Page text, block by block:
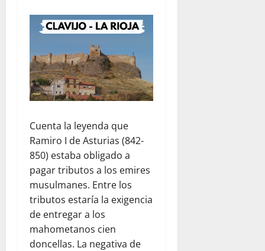
Cuenta la leyenda que
Ramiro I de Asturias (842-
850) estaba obligado a
pagar tributos a los emires
musulmanes. Entre los
tributos estaría la exigencia
de entregar a los
mahometanos cien
doncellas. La negativa de